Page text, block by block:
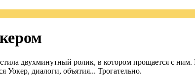
двухминутный ролик, в котором прощается с ним.
Уокер, диалоги, объятия... Трогательно.